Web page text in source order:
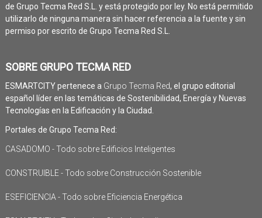
de Grupo Tecma Red S.L. y está protegido por ley. No está permitido
utilizarlo de ninguna manera sin hacer referencia a la fuente y sin
permiso por escrito de Grupo Tecma Red S.L.
SOBRE GRUPO TECMA RED
ESMARTCITY pertenece a Grupo Tecma Red, el grupo editorial
español líder en las temáticas de Sostenibilidad, Energía y Nuevas
Tecnologías en la Edificación y la Ciudad.
Portales de Grupo Tecma Red:
CASADOMO - Todo sobre Edificios Inteligentes
CONSTRUIBLE - Todo sobre Construcción Sostenible
ESEFICIENCIA - Todo sobre Eficiencia Energética